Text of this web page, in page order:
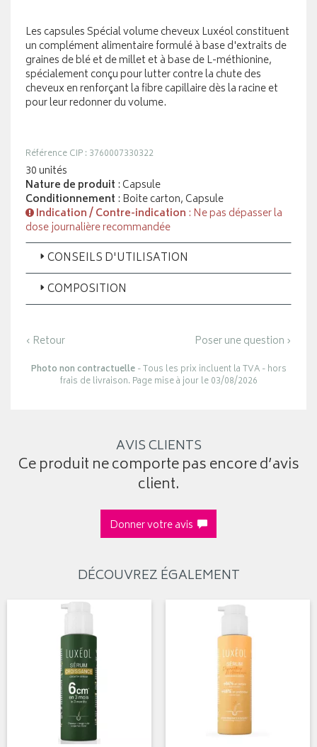
Les capsules Spécial volume cheveux Luxéol constituent
un complément alimentaire formulé à base d'extraits de
graines de blé et de millet et à base de L-méthionine,
spécialement conçu pour lutter contre la chute des
cheveux en renforçant la fibre capillaire dès la racine et
pour leur redonner du volume.
Référence CIP : 3760007330322
30 unités
Nature de produit : Capsule
Conditionnement : Boite carton, Capsule
Indication / Contre-indication : Ne pas dépasser la
dose journalière recommandée
CONSEILS D'UTILISATION
COMPOSITION
‹ Retour Poser une question ›
Photo non contractuelle- Tous les prix incluent la TVA - hors
frais de livraison. Page mise à jour le 03/08/2026
AVIS CLIENTS
Ce produit ne comporte pas encore d’avis
client.
Donner votre avis
DÉCOUVREZ ÉGALEMENT